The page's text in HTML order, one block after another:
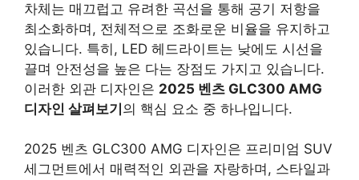
차체는 매끄럽고 유려한 곡선을 통해 공기 저항을
최소화하며, 전체적으로 조화로운 비율을 유지하고
있습니다. 특히, LED 헤드라이트는 낮에도 시선을
끌며 안전성을 높은 다는 장점도 가지고 있습니다.
이러한 외관 디자인은 2025 벤츠 GLC300 AMG
디자인 살펴보기의 핵심 요소 중 하나입니다.
2025 벤츠 GLC300 AMG 디자인은 프리미엄 SUV
세그먼트에서 매력적인 외관을 자랑하며, 스타일과